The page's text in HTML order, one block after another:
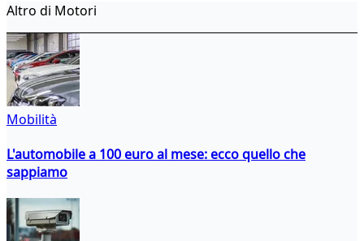
Altro di Motori
Mobilità
L'automobile a 100 euro al mese: ecco quello che
sappiamo